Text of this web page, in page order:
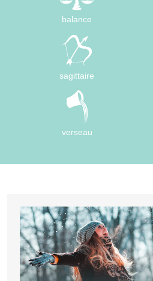
balance
sagittaire
verseau